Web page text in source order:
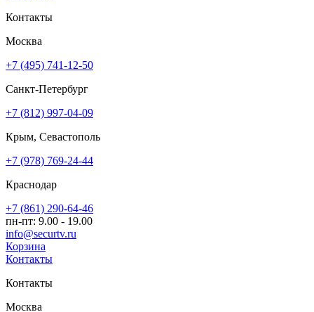
Контакты
Москва
+7 (495) 741-12-50
Санкт-Петербург
+7 (812) 997-04-09
Крым, Севастополь
+7 (978) 769-24-44
Краснодар
+7 (861) 290-64-46
пн-пт: 9.00 - 19.00
info@securtv.ru
Корзина
Контакты
Контакты
Москва